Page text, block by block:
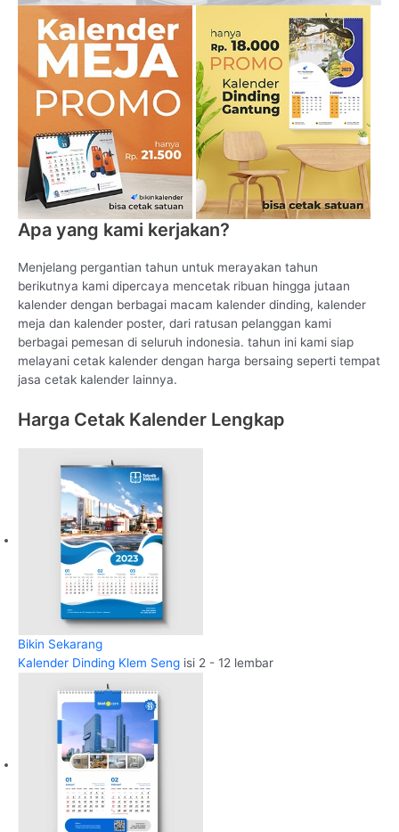
Apa yang kami kerjakan?
Menjelang pergantian tahun untuk merayakan tahun
berikutnya kami dipercaya mencetak ribuan hingga jutaan
kalender dengan berbagai macam kalender dinding, kalender
meja dan kalender poster, dari ratusan pelanggan kami
berbagai pemesan di seluruh indonesia. tahun ini kami siap
melayani cetak kalender dengan harga bersaing seperti tempat
jasa cetak kalender lainnya.
Harga Cetak Kalender Lengkap
Bikin Sekarang
Kalender Dinding Klem Seng isi 2 - 12 lembar